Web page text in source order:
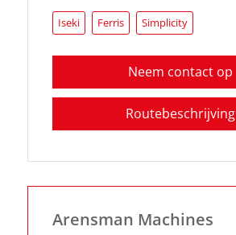
Iseki Ferris Simplicity
Neem contact op
Routebeschrijving
Arensman Machines